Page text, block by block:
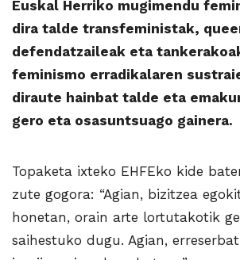
Euskal Herriko mugimendu
dira talde transfeministak,
defendatzaileak eta
feminismo erradikalaren
diraute hainbat talde eta
gero eta osasuntsuago gainera.
Topaketa ixteko EHFEko kide
zute gogora: “Agian, bizitzea
honetan, orain arte lortutakotik
saihestuko dugu. Agian,